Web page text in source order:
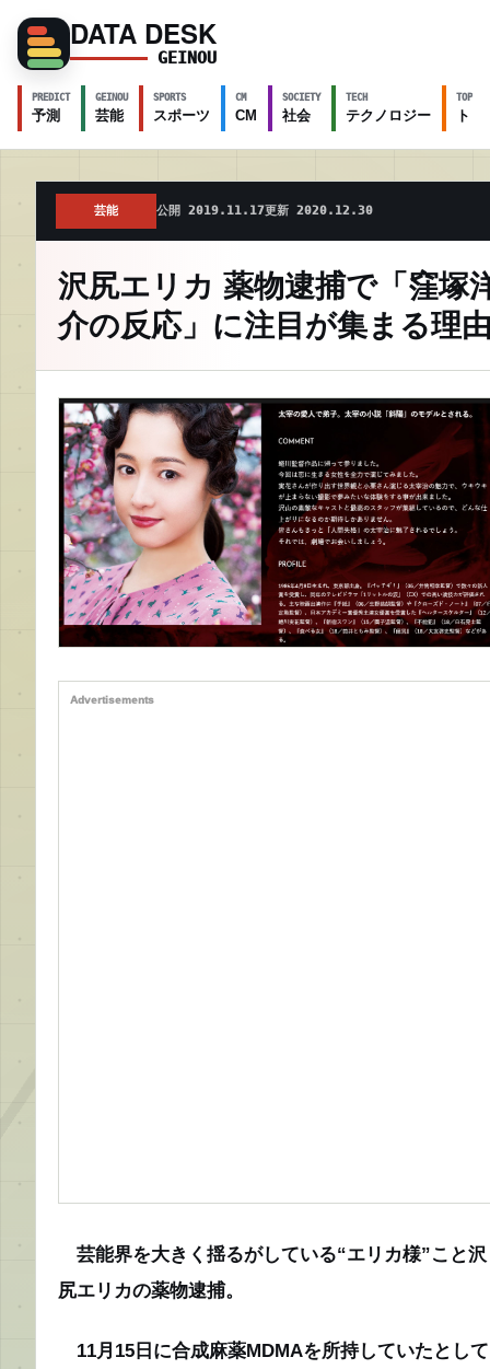
DATA DESK
GEINOU
PREDICT
予測
GEINOU
芸能
SPORTS
スポーツ
CM
CM
SOCIETY
社会
TECH
テクノロジー
TOPICS
ト
芸能 公開 2019.11.17更新 2020.12.30
沢尻エリカ 薬物逮捕で「窪塚
介の反応」に注目が集まる理
Advertisements
芸能界を大きく揺るがしている“エリカ様”こと沢
尻エリカの薬物逮捕。
11月15日に合成麻薬MDMAを所持していたとして